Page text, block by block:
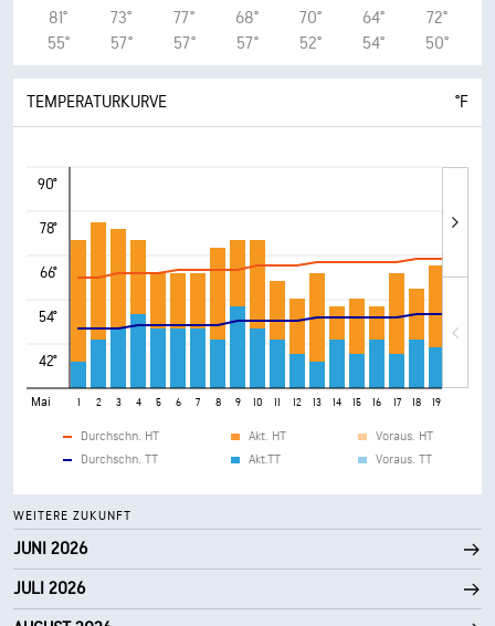
81°
55°
73°
57°
77°
57°
68°
57°
70°
52°
64°
54°
72°
50°
TEMPERATURKURVE °F
90°
78°
66°
54°
42°
Mai 1 2 3 4 5 6 7 8 9 10 11 12 13 14 15 16 17 18 19
Durchschn. HT
Durchschn. TT
Akt. HT
Akt.TT
Voraus. HT
Voraus. TT
WEITERE ZUKUNFT
JUNI 2026
JULI 2026